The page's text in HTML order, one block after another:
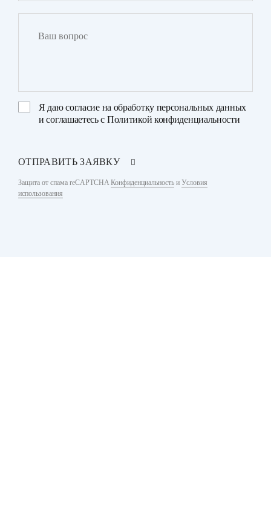
Я даюсогласие на обработку персональных данных
и соглашаетесь с Политикой конфиденциальности
ОТПРАВИТЬ ЗАЯВКУ
Защита от спама reCAPTCHAКонфиденциальность и Условия
использования